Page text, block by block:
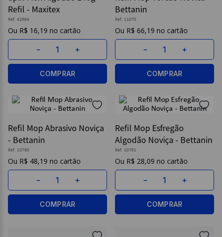
Refil - Maxitex
Ref. 42964
R$ 16,19
＋
－
COMPRAR
Bettanin
Ref. 11075
R$ 66,19
＋
－
COMPRAR
Refil Mop Abrasivo Noviça
- Bettanin
Ref. 10780
R$ 48,19
＋
－
COMPRAR
Refil Mop Esfregão
Algodão Noviça - Bettanin
Ref. 10791
R$ 28,09
＋
－
COMPRAR
9º
papel higienico
10º caderno